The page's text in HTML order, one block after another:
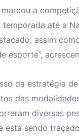
a
até a
assim
esporte”,
da estratégia
das
diversas
está sendo